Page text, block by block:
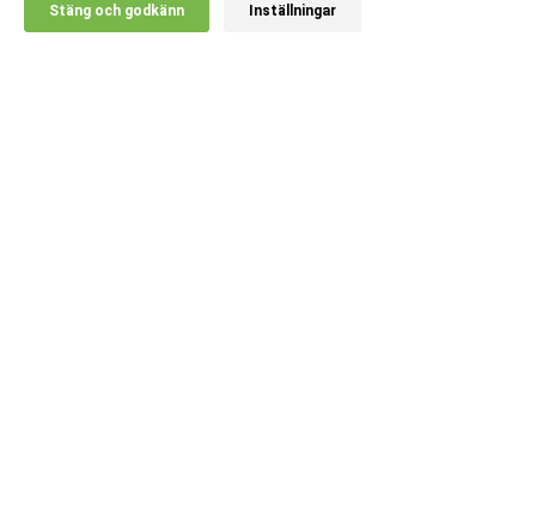
20% RABATT!
Stäng och godkänn Inställningar